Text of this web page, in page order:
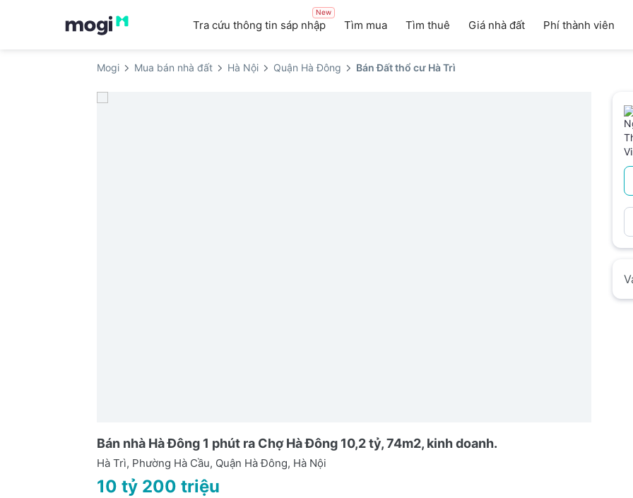
Tra cứu thông tin sáp nhập
New
Tìm mua Tìm thuê Giá nhà đất Phí thành viên
Mogi Mua bán nhà đất Hà Nội Quận Hà Đông Bán Đất thổ cư Hà Trì
Bán nhà Hà Đông 1 phút ra Chợ Hà Đông 10,2 tỷ, 74m2, kinh doanh.
Hà Trì, Phường Hà Cầu, Quận Hà Đông, Hà Nội
10 tỷ 200 triệu